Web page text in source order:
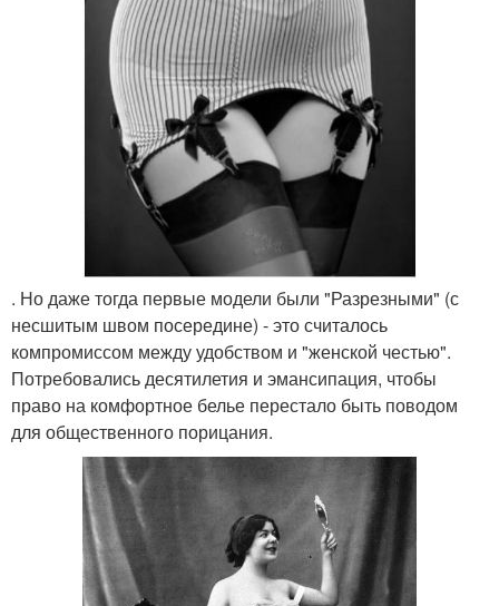
. Но даже тогда первые модели были "Разрезными" (с
несшитым швом посередине) - это считалось
компромиссом между удобством и "женской честью".
Потребовались десятилетия и эмансипация, чтобы
право на комфортное белье перестало быть поводом
для общественного порицания.